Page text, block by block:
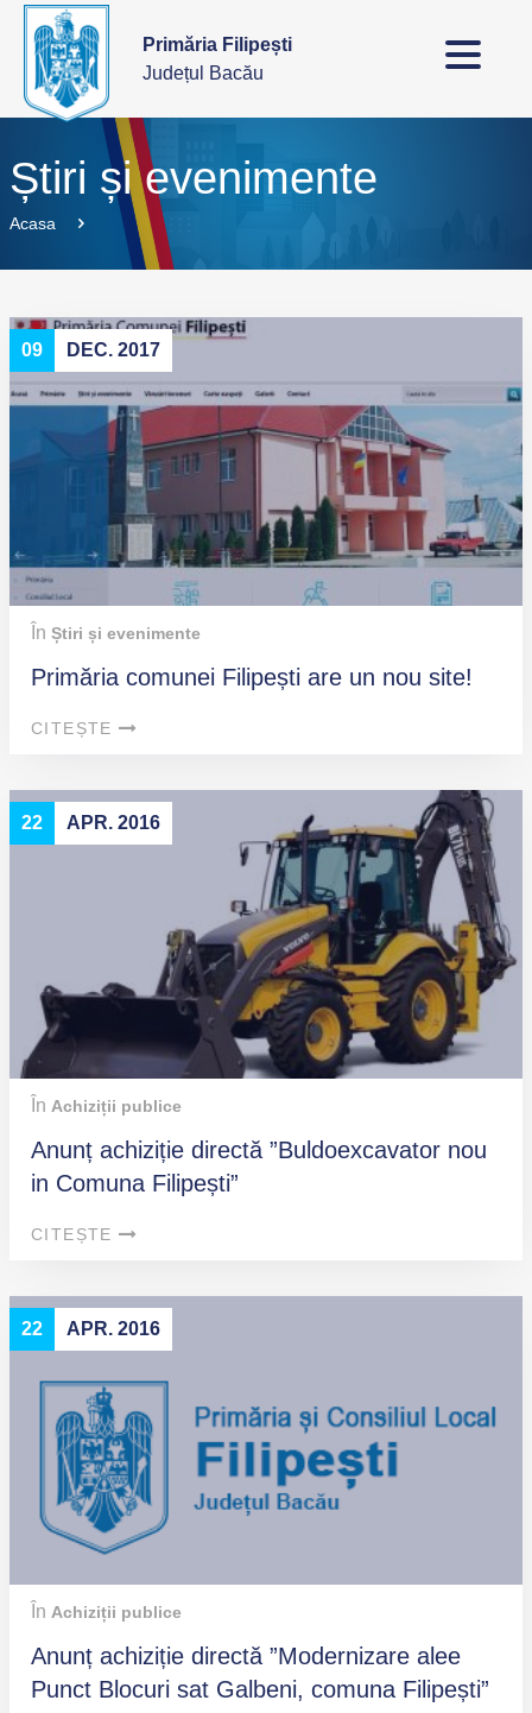
Primăria Filipești
Județul Bacău
Știri și evenimente
Acasa
09 DEC. 2017
În Știri și evenimente
Primăria comunei Filipești are un nou site!
CITEȘTE
22 APR. 2016
În Achiziții publice
Anunț achiziție directă ”Buldoexcavator nou
in Comuna Filipești”
CITEȘTE
22 APR. 2016
În Achiziții publice
Anunț achiziție directă ”Modernizare alee
Punct Blocuri sat Galbeni, comuna Filipești”